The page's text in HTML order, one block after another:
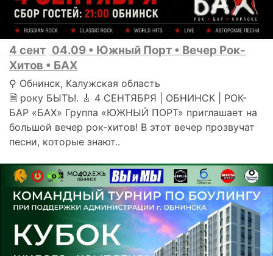
4 сент 04.09 • Южный Порт • Вечер Рок-
Хитов • БАХ
⚲ Обнинск, Калужская область
🗎 року БЫТЬ!. 🎸 4 СЕНТЯБРЯ | ОБНИНСК | РОК-
БАР «БАХ» Группа «ЮЖНЫЙ ПОРТ» приглашает на
большой вечер рок-хитов! В этот вечер прозвучат
песни, которые знают..